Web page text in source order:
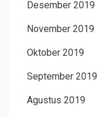
Desember 2019
November 2019
Oktober 2019
September 2019
Agustus 2019